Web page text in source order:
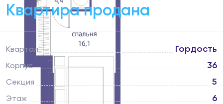
Квартал Гордость
Корпус 36
Секция 5
Этаж 6
Квартира продана